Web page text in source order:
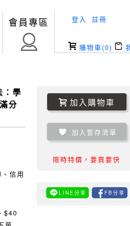
會員專區 登入 註冊
購物車(0)
：學
分
信用
$40
加入購物車
加入暫存清單
限時特價，要買要快
LINE分享 FB分享